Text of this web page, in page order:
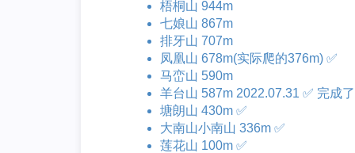
梧桐山 944m
七娘山 867m
排牙山 707m
凤凰山 678m(实际爬的376m) ✅
马峦山 590m
羊台山 587m 2022.07.31 ✅ 完成
塘朗山 430m ✅
大南山小南山 336m ✅
莲花山 100m ✅